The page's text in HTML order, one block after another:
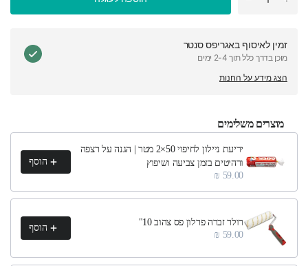
זמין לאיסוף באגריפס סנטר
מוכן בדרך כלל תוך 2-4 ימים
הצג מידע על החנות
מוצרים משלימים
recommendations, or scroll horizontally to view more products.
יריעת ניילון לחיפוי ‎2×50‎ מטר | הגנה על רצפה
ורהיטים בזמן צביעה ושיפוץ
59.00 ₪
הוסף
רולר זברה פרלון פס צהוב 10"
59.00 ₪
הוסף